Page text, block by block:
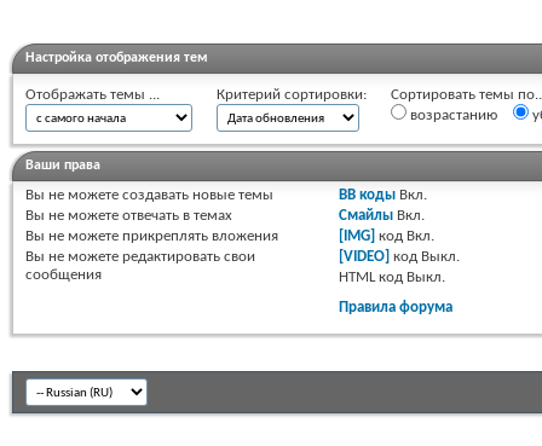
Настройка отображения тем
Отображать темы ... Критерий сортировки:
Сортировать темы
возрастанию
Ваши права
Вы не можете создавать новые темы
Вы не можете отвечать в темах
Вы не можете прикреплять вложения
Вы не можете редактировать свои
сообщения
BB коды Вкл.
Смайлы Вкл.
[IMG] код Вкл.
[VIDEO] код Выкл.
HTML код Выкл.
Правила форума